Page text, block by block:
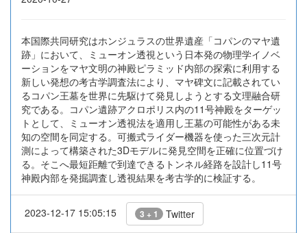
本国際共同研究はホンジュラスの世界遺産「コパンのマヤ遺
跡」において、ミューオン透視という日本発の物理学イノベ
ーションをマヤ文明の神殿ピラミッド内部の探索に利用する
新しい発想の考古学調査法により、マヤ碑文に記載されてい
るコパン王墓を世界に先駆けて発見しようとする文理融合研
究である。コパン遺跡アクロポリス内の11号神殿をターゲッ
トとして、ミューオン透視法を適用し王墓の可能性がある未
知の空間を同定する。可搬式ライダー機器を使った三次元計
測によって構築された3Dモデルに発見空間を正確に位置づけ
る。そこへ最短距離で到達できるトンネル経路を設計し11号
神殿内部を発掘調査し透視結果を考古学的に検証する。
2023-12-17 15:05:15 3 + 1 Twitter